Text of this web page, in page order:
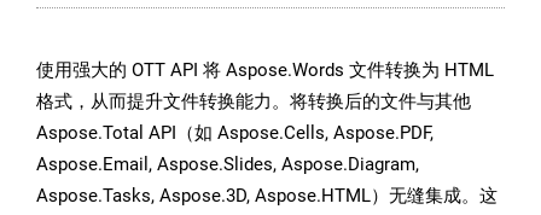
使用强大的 OTT API 将 Aspose.Words 文件转换为 HTML
格式，从而提升文件转换能力。将转换后的文件与其他
Aspose.Total API（如 Aspose.Cells, Aspose.PDF,
Aspose.Email, Aspose.Slides, Aspose.Diagram,
Aspose.Tasks, Aspose.3D, Aspose.HTML）无缝集成。这